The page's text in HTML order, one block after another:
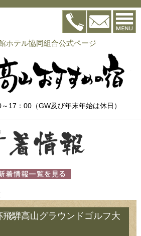
ホテル協同組合公式ページ
17：00（GW及び年末年始は休日）
騨高山グラウンドゴルフ大